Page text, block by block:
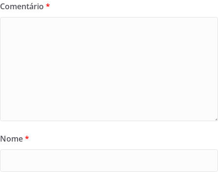
Comentário *
Nome*